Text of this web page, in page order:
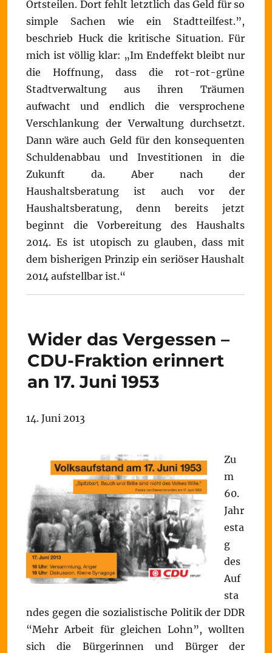
Ortsteilen. Dort fehlt letztlich das Geld für so
simple Sachen wie ein Stadtteilfest.”,
beschrieb Huck die kritische Situation. Für
mich ist völlig klar: „Im Endeffekt bleibt nur
die Hoffnung, dass die rot-rot-grüne
Stadtverwaltung aus ihren Träumen
aufwacht und endlich die versprochene
Verschlankung der Verwaltung durchsetzt.
Dann wäre auch Geld für den konsequenten
Schuldenabbau und Investitionen in die
Zukunft da. Aber nach der
Haushaltsberatung ist auch vor der
Haushaltsberatung, denn bereits jetzt
beginnt die Vorbereitung des Haushalts
2014. Es ist utopisch zu glauben, dass mit
dem bisherigen Prinzip ein seriöser Haushalt
2014 aufstellbar ist.“
Wider das Vergessen –
CDU-Fraktion erinnert
an 17. Juni 1953
14. Juni 2013
Zu
m
60.
Jahr
esta
g
des
Auf
sta
ndes gegen die sozialistische Politik der DDR
“Mehr Arbeit für gleichen Lohn”, wollten
sich die Bürgerinnen und Bürger der